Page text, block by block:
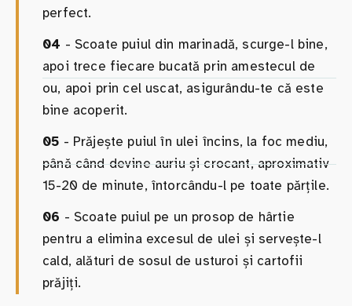
perfect.
04 - Scoate puiul din marinadă, scurge-l bine,
apoi trece fiecare bucată prin amestecul de
ou, apoi prin cel uscat, asigurându-te că este
bine acoperit.
05 - Prăjește puiul în ulei încins, la foc mediu,
până când devine auriu și crocant, aproximativ
15-20 de minute, întorcându-l pe toate părțile.
06 - Scoate puiul pe un prosop de hârtie
pentru a elimina excesul de ulei și servește-l
cald, alături de sosul de usturoi și cartofii
prăjiți.